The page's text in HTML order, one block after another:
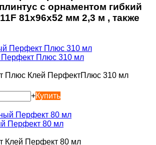
с орнаментом гибкий
81х96х52 мм 2,3 м , также
Плюс 310 мл
Плюс Клей ПерфектПлюс 310 мл
+Купить
Перфект 80 мл
Клей Перфект 80 мл